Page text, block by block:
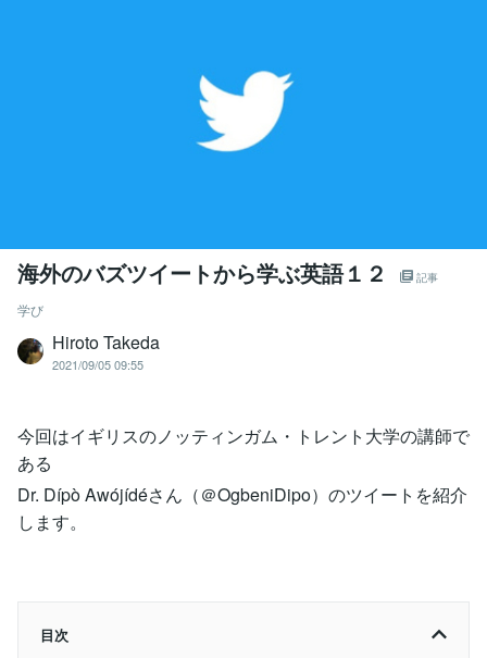
海外のバズツイートから学ぶ英語１２ 記事
学び
Hiroto Takeda
2021/09/05 09:55
今回はイギリスのノッティンガム・トレント大学の講師で
ある
Dr. Dípò Awójídéさん（＠OgbeniDipo）のツイートを紹介
します。
目次